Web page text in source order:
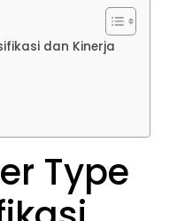
dan Kinerja
Type